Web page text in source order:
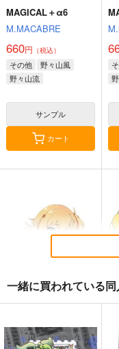
MAGICAL＋α6
M.MACABRE
660円 （税込）
その他
野々山風
野々山流
サンプル
カート
ステッカー
一緒に買われている